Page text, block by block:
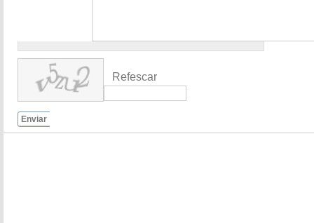
Refescar
Enviar